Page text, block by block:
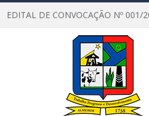
EDITAL DE CONVOCAÇÃO Nº 001/